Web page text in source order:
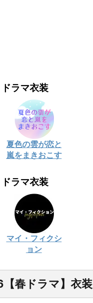
ラマ衣装
夏色の雲が恋と
嵐をまきおこす
ラマ衣装
マイ・フィクシ
ョン
春ドラマ】衣装